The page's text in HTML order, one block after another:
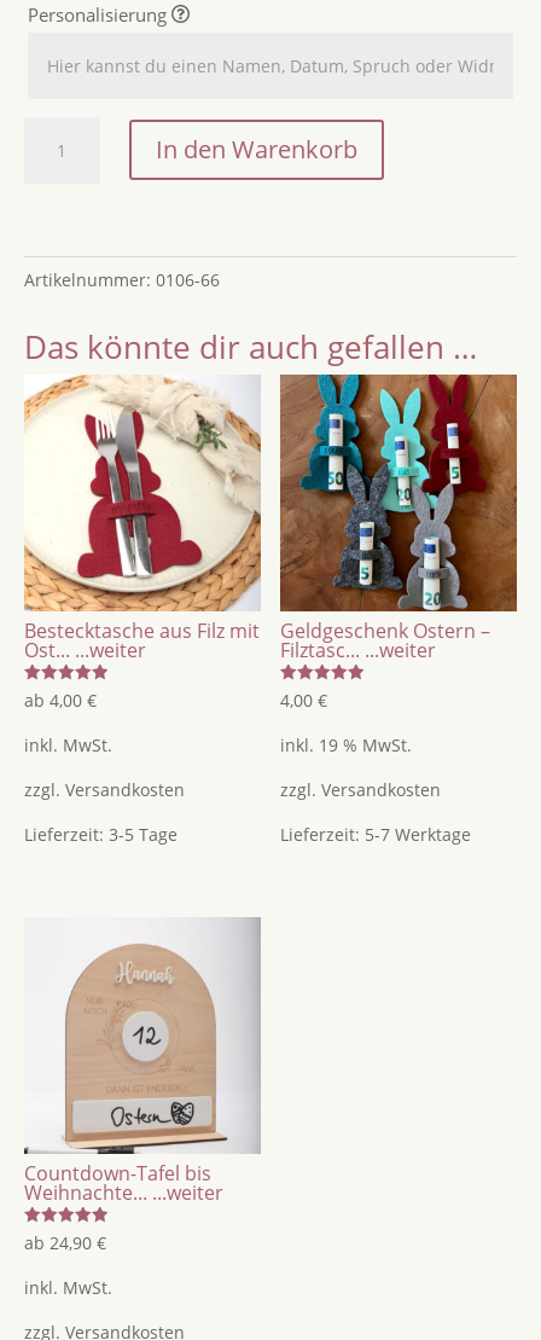
Personalisierung
Geschenkanhänger
Ostergeschenk
Anhänger
als
oder
/
Anhänger
Osternest
Rattan
aus
Holz
und
Acryl
Menge
In den Warenkorb
Artikelnummer: 0106-66
Das könnte dir auch gefallen …
Bestecktasche aus Filz mit
Ost... ...weiter
Bewertet
mit
von 5
ab 4,00 €
inkl. MwSt.
zzgl. Versandkosten
Lieferzeit: 3-5 Tage
Geldgeschenk Ostern –
Filztasc... ...weiter
Bewertet
mit
von 5
4,00€
inkl. 19 % MwSt.
zzgl.Versandkosten
Lieferzeit: 5-7 Werktage
Countdown-Tafel bis
Weihnachte... ...weiter
Bewertet
mit
von 5
ab 24,90 €
inkl. MwSt.
zzgl. Versandkosten